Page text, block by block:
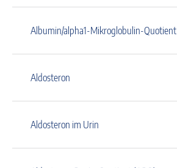
Albumin/alpha1-Mikroglobulin-Quotient
Aldosteron
Aldosteron im Urin